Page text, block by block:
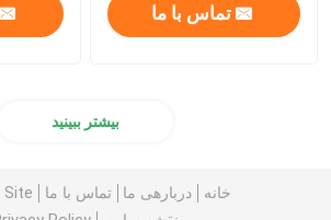
تماس با ما
بیشتر ببینید
خانه دربارهی ما تماس با ما
Site